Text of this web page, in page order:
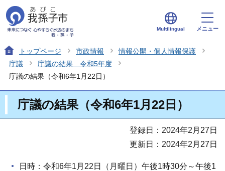
Multilingual メニュー
トップページ 市政情報
情報公開・個人情報保護
庁議
庁議の結果 令和5年度
庁議の結果（令和6年1月22日）
庁議の結果（令和6年1月22日）
登録日：2024年2月27日
更新日：2024年2月27日
日時：令和6年1月22日（月曜日）午後1時30分～午後1